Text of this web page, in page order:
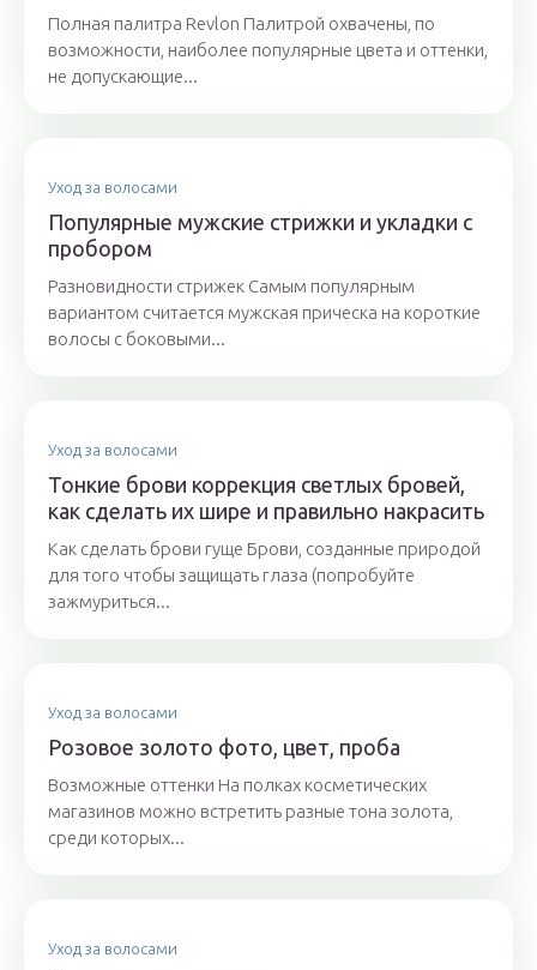
Полная палитра Revlon Палитрой охвачены, по
возможности, наиболее популярные цвета и оттенки,
не допускающие...
Уход за волосами
Популярные мужские стрижки и укладки с
пробором
Разновидности стрижек Самым популярным
вариантом считается мужская прическа на короткие
волосы с боковыми...
Уход за волосами
Тонкие брови коррекция светлых бровей,
как сделать их шире и правильно накрасить
Как сделать брови гуще Брови, созданные природой
для того чтобы защищать глаза (попробуйте
зажмуриться...
Уход за волосами
Розовое золото фото, цвет, проба
Возможные оттенки На полках косметических
магазинов можно встретить разные тона золота,
среди которых...
Уход за волосами